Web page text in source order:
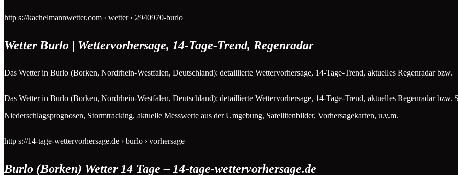
http s://kachelmannwetter.com › wetter › 2940970-burlo
Wetter Burlo | Wettervorhersage, 14-Tage-Trend, Regenradar
Das Wetter in Burlo (Borken, Nordrhein-Westfalen, Deutschland): detaillierte Wettervorhersage, 14-Tage-Trend, aktuelles Regenradar bzw.
Das Wetter in Burlo (Borken, Nordrhein-Westfalen, Deutschland): detaillierte Wettervorhersage, 14-Tage-Trend, aktuelles Regenradar bzw.
Niederschlagsprognosen, Stormtracking, aktuelle Messwerte aus der Umgebung, Satellitenbilder, Vorhersagekarten, u.v.m.
http s://14-tage-wettervorhersage.de › burlo › vorhersage
Burlo (Borken) Wetter 14 Tage – 14-tage-wettervorhersage.de